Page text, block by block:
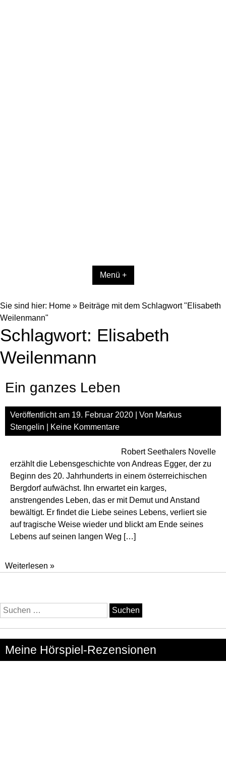
Menü +
Sie sind hier: Home » Beiträge mit dem Schlagwort "Elisabeth
Weilenmann"
Schlagwort: Elisabeth
Weilenmann
Ein ganzes Leben
Veröffentlicht am 19. Februar 2020 | Von Markus
Stengelin
Keine Kommentare
Robert Seethalers Novelle
erzählt die Lebensgeschichte von Andreas Egger, der zu
Beginn des 20. Jahrhunderts in einem österreichischen
Bergdorf aufwächst. Ihn erwartet ein karges,
anstrengendes Leben, das er mit Demut und Anstand
bewältigt. Er findet die Liebe seines Lebens, verliert sie
auf tragische Weise wieder und blickt am Ende seines
Lebens auf seinen langen Weg […]
Weiterlesen »Ein
Suchen
nach:
Meine Hörspiel-Rezensionen